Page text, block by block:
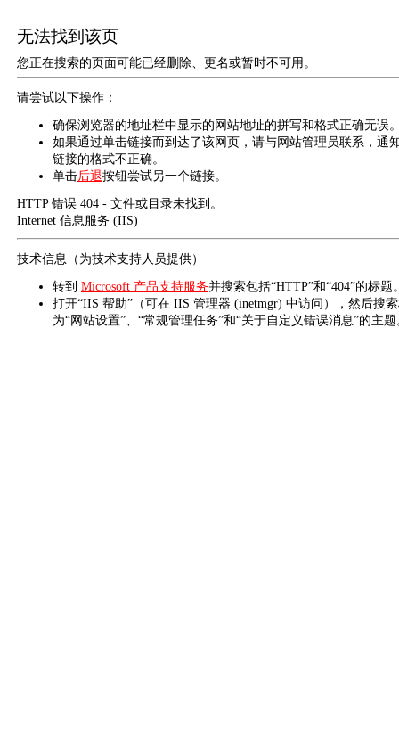
无法找到该页
您正在搜索的页面可能已经删除、更名或暂时不可用。
请尝试以下操作：
确保浏览器的地址栏中显示的网站地址的拼写和格式正确无误
如果通过单击链接而到达了该网页，请与网站管理员联系，通
链接的格式不正确。
单击后退按钮尝试另一个链接。
HTTP 错误 404 - 文件或目录未找到。
Internet 信息服务 (IIS)
技术信息（为技术支持人员提供）
转到 Microsoft 产品支持服务并搜索包括“HTTP”和“404”的标题
打开“IIS 帮助”（可在 IIS 管理器 (inetmgr) 中访问），然后搜
为“网站设置”、“常规管理任务”和“关于自定义错误消息”的主题